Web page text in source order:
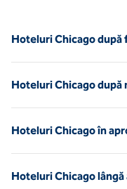
Hoteluri Chicago
Hoteluri Chicago după
Hoteluri Chicago în
Hoteluri Chicago